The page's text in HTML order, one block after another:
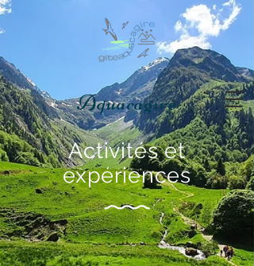
Aquacagire
Activités et
expériences